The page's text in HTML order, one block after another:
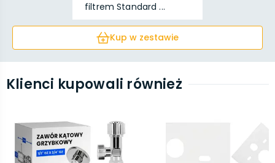
filtrem Standard ...
Kup w zestawie
Klienci kupowali również